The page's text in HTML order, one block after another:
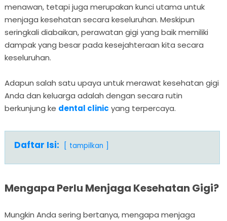
menawan, tetapi juga merupakan kunci utama untuk
menjaga kesehatan secara keseluruhan. Meskipun
seringkali diabaikan, perawatan gigi yang baik memiliki
dampak yang besar pada kesejahteraan kita secara
keseluruhan.
Adapun salah satu upaya untuk merawat kesehatan gigi
Anda dan keluarga adalah dengan secara rutin
berkunjung ke dental clinic yang terpercaya.
Daftar Isi: tampilkan
Mengapa Perlu Menjaga Kesehatan Gigi?
Mungkin Anda sering bertanya, mengapa menjaga